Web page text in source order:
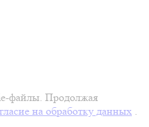
файлы. Продолжая
на обработку данных .